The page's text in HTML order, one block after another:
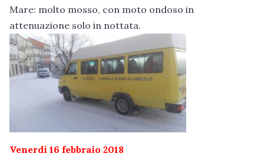
Mare: molto mosso, con moto ondoso in
attenuazione solo in nottata.
Venerdì 16 febbraio 2018